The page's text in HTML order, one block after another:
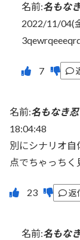
名前:名もな
2022/11/04(
名前:名もなき
18:04:48
別にシナリオ
点でちゃっちく
返
名前:名もな